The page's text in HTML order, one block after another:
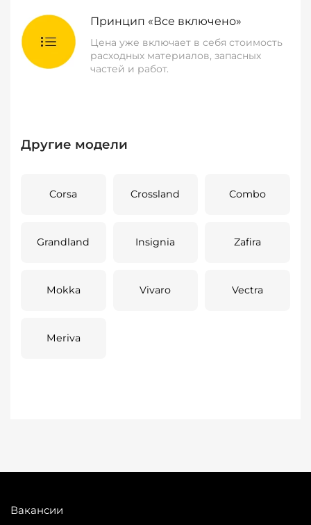
Принцип «Все включено»
Цена уже включает в себя стоимость
расходных материалов, запасных
частей и работ.
Другие модели
Corsa Crossland Combo
Grandland Insignia Zafira
Mokka Vivaro Vectra
Meriva
Вакансии